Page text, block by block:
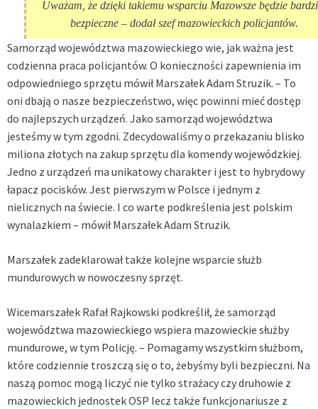
Uważam, że dzięki takiemu wsparciu Mazowsze będzie
bezpieczne – dodał szef mazowieckich policjantów.
Samorząd województwa mazowieckiego wie, jak ważna jest
codzienna praca policjantów. O konieczności zapewnienia im
odpowiedniego sprzętu mówił Marszałek Adam Struzik. – To
oni dbają o nasze bezpieczeństwo, więc powinni mieć dostęp
do najlepszych urządzeń. Jako samorząd województwa
jesteśmy w tym zgodni. Zdecydowaliśmy o przekazaniu blisko
miliona złotych na zakup sprzętu dla komendy wojewódzkiej.
Jedno z urządzeń ma unikatowy charakter i jest to hybrydowy
łapacz pocisków. Jest pierwszym w Polsce i jednym z
nielicznych na świecie. I co warte podkreślenia jest polskim
wynalazkiem – mówił Marszałek Adam Struzik.
Marszałek zadeklarował także kolejne wsparcie służb
mundurowych w nowoczesny sprzęt.
Wicemarszałek Rafał Rajkowski podkreślił, że samorząd
województwa mazowieckiego wspiera mazowieckie służby
mundurowe, w tym Policję. – Pomagamy wszystkim służbom,
które codziennie troszczą się o to, żebyśmy byli bezpieczni. Na
naszą pomoc mogą liczyć nie tylko strażacy czy druhowie z
mazowieckich jednostek OSP lecz także funkcjonariusze z